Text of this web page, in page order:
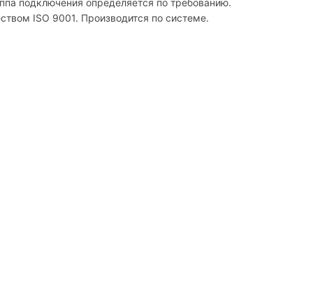
подключения определяется по требованию.
ISO 9001. Производится по системе.